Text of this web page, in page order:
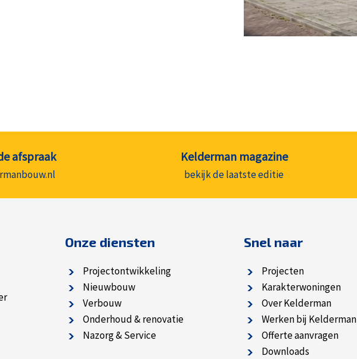
afspraak Kelderman magazine
bekijk de laatste editie
Onze diensten
Projectontwikkeling
Nieuwbouw
Verbouw
Onderhoud & renovatie
Nazorg & Service
Snel naar
Projecten
Karakterwoningen
Over Kelderman
Werken bij Kelderman
Offerte aanvragen
Downloads